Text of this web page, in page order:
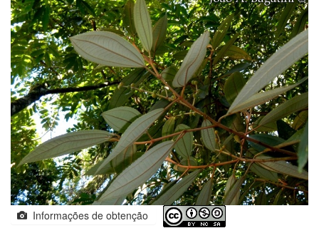
Informações de obtenção